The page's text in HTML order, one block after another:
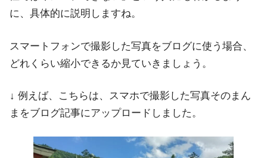
に、具体的に説明しますね。
スマートフォンで撮影した写真をブログに使う場合、
どれくらい縮小できるか見ていきましょう。
↓ 例えば、こちらは、スマホで撮影した写真そのまん
まをブログ記事にアップロードしました。